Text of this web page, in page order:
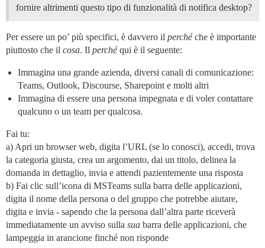
fornire altrimenti questo tipo di funzionalità di notifica desktop?
Per essere un po’ più specifici, è davvero il perchéche è importante
piuttosto che il cosa. Il perchéqui è il seguente:
Immagina una grande azienda, diversi canali di comunicazione:
Teams, Outlook, Discourse, Sharepoint e molti altri
Immagina di essere una persona impegnata e di voler contattare
qualcuno o un team per qualcosa.
Fai tu:
a) Apri un browser web, digita l’URL (se lo conosci), accedi, trova
la categoria giusta, crea un argomento, dai un titolo, delinea la
domanda in dettaglio, invia e attendi pazientemente una risposta
b) Fai clic sull’icona di MSTeams sulla barra delle applicazioni,
digita il nome della persona o del gruppo che potrebbe aiutare,
digita e invia - sapendo che la persona dall’altra parte riceverà
immediatamente un avviso sulla sua barra delle applicazioni, che
lampeggia in arancione finché non risponde